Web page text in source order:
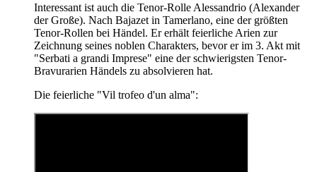
Interessant ist auch die Tenor-Rolle Alessandrio (Alexander
der Große). Nach Bajazet in Tamerlano, eine der größten
Tenor-Rollen bei Händel. Er erhält feierliche Arien zur
Zeichnung seines noblen Charakters, bevor er im 3. Akt mit
"Serbati a grandi Imprese" eine der schwierigsten Tenor-
Bravurarien Händels zu absolvieren hat.
Die feierliche "Vil trofeo d'un alma":